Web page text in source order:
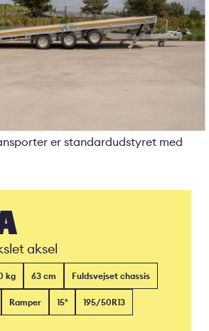
er standardudstyret med
aksel
kg 63 cm Fuldsvejset chassis
Ramper 15° 195/50R13